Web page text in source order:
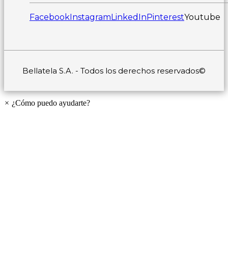
FacebookInstagramLinkedInPinterestYoutube
Bellatela S.A. - Todos los derechos reservados©
× ¿Cómo puedo ayudarte?